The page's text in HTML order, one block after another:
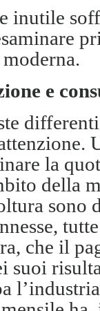
inutile
e
la
della
sono
che il
suoi